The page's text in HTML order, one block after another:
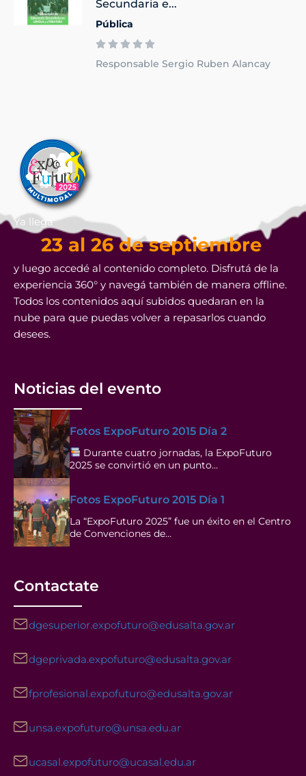
Secundaria e...
Pública
Responsable Sergio Ruben Alancay
Ya llega
23 al 26 de septiembre
y luego accedé al contenido completo. Disfrutá de la
experiencia 360° y navegá también de manera offline.
Todos los contenidos aquí subidos quedaran en la
nube para que puedas volver a repasarlos cuando
desees.
Noticias del evento
Fotos ExpoFuturo 2015 Día 2
Durante cuatro jornadas, la ExpoFuturo
2025 se convirtió en un punto…
Fotos ExpoFuturo 2015 Día 1
La “ExpoFuturo 2025” fue un éxito en el Centro
de Convenciones de…
Contactate
dgesuperior.expofuturo@edusalta.gov.ar
dgeprivada.expofuturo@edusalta.gov.ar
fprofesional.expofuturo@edusalta.gov.ar
unsa.expofuturo@unsa.edu.ar
ucasal.expofuturo@ucasal.edu.ar